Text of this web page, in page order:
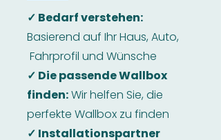
✓ Bedarf verstehen:
Basierend auf Ihr Haus, Auto,
Fahrprofil und Wünsche
✓ Die passende Wallbox
finden:Wir helfen Sie, die
perfekte Wallbox zu finden
✓ Installationspartner